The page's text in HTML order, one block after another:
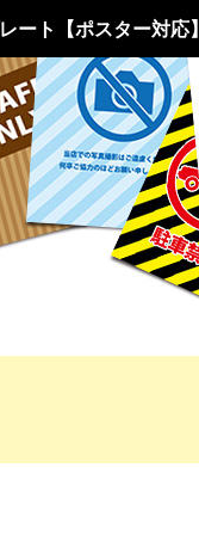
ート【ポスター対応】